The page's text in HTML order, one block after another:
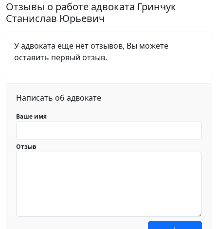
Отзывы о работе адвоката Гринчук
Станислав Юрьевич
У адвоката еще нет отзывов, Вы можете
оставить первый отзыв.
Написать об адвокате
Ваше имя
Отзыв